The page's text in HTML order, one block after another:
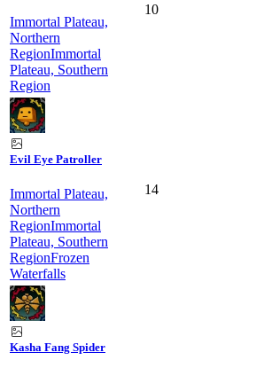
Immortal Plateau,
Northern
RegionImmortal
Plateau, Southern
Region
10
Evil Eye Patroller
Immortal Plateau,
Northern
RegionImmortal
Plateau, Southern
RegionFrozen
Waterfalls
14
Kasha Fang Spider